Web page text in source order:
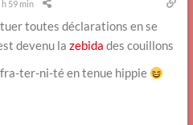
59 min
toutes déclarations en se
devenu la zebida des couillons
fra-ter-ni-té en tenue hippie